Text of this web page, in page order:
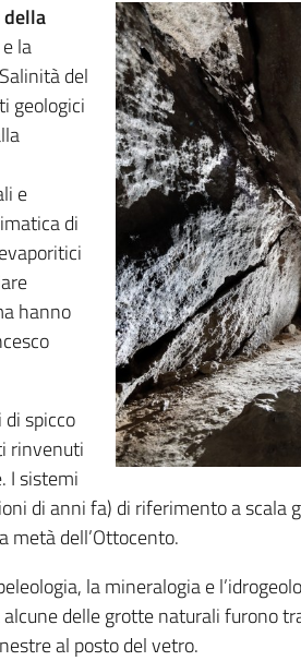
la
del
geologici
e
di
hanno
spicco
rinvenuti
I sistemi
di anni fa) di riferimento a scala
metà dell’Ottocento.
la mineralogia e
delle grotte naturali furono
al posto del vetro.